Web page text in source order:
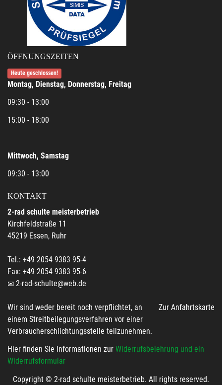
ÖFFNUNGSZEITEN
Heute geschlossen!
Montag, Dienstag, Donnerstag, Freitag
09:30 - 13:00
15:00 - 18:00
Mittwoch, Samstag
09:30 - 13:00
KONTAKT
2-rad schulte meisterbetrieb
Kirchfeldstraße 11
45219 Essen, Ruhr
Tel.: +49 2054 9383 95-4
Fax: +49 2054 9383 95-6
2-rad-schulte@web.de
Zur Anfahrtskarte
Wir sind weder bereit noch verpflichtet, an
einem Streitbeilegungsverfahren vor einer
Verbraucherschlichtungsstelle teilzunehmen.
Hier finden Sie Informationen zur Widerrufsbelehrung und ein
Widerrufsformular
Copyright © 2-rad schulte meisterbetrieb. All rights reserved.